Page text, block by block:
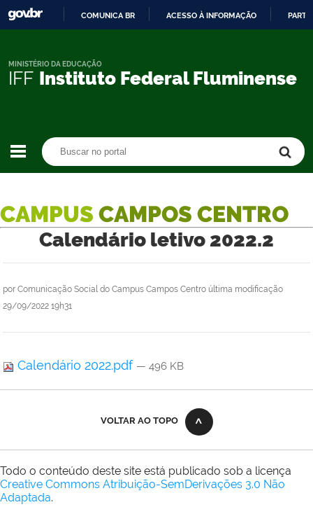
CONTEÚDO
COMUNICA BR ACESSO À INFORMAÇÃO
IFF Instituto Federal Fluminense
MINISTÉRIO DA EDUCAÇÃO
CAMPUS CAMPOS CENTRO
Calendário letivo 2022.2
por Comunicação Social do Campus Campos Centro última modificação
29/09/2022 19h31
Calendário 2022.pdf — 496 KB
VOLTAR AO TOPO
Todo o conteúdo deste site está publicado sob a licença
Creative Commons Atribuição-SemDerivações 3.0 Não
Adaptada.